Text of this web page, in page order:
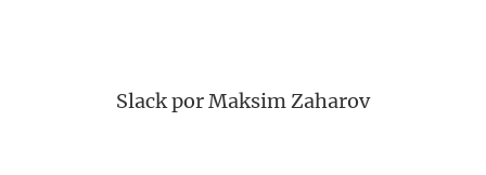
Slack por Maksim Zaharov